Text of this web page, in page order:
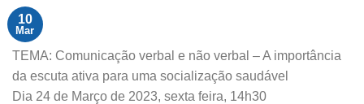
10
Mar
TEMA: Comunicação verbal e não verbal – A importância
da escuta ativa para uma socialização saudável
Dia 24 de Março de 2023, sexta feira, 14h30